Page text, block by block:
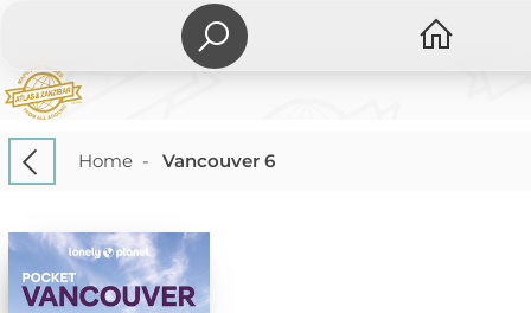
Home- Vancouver 6